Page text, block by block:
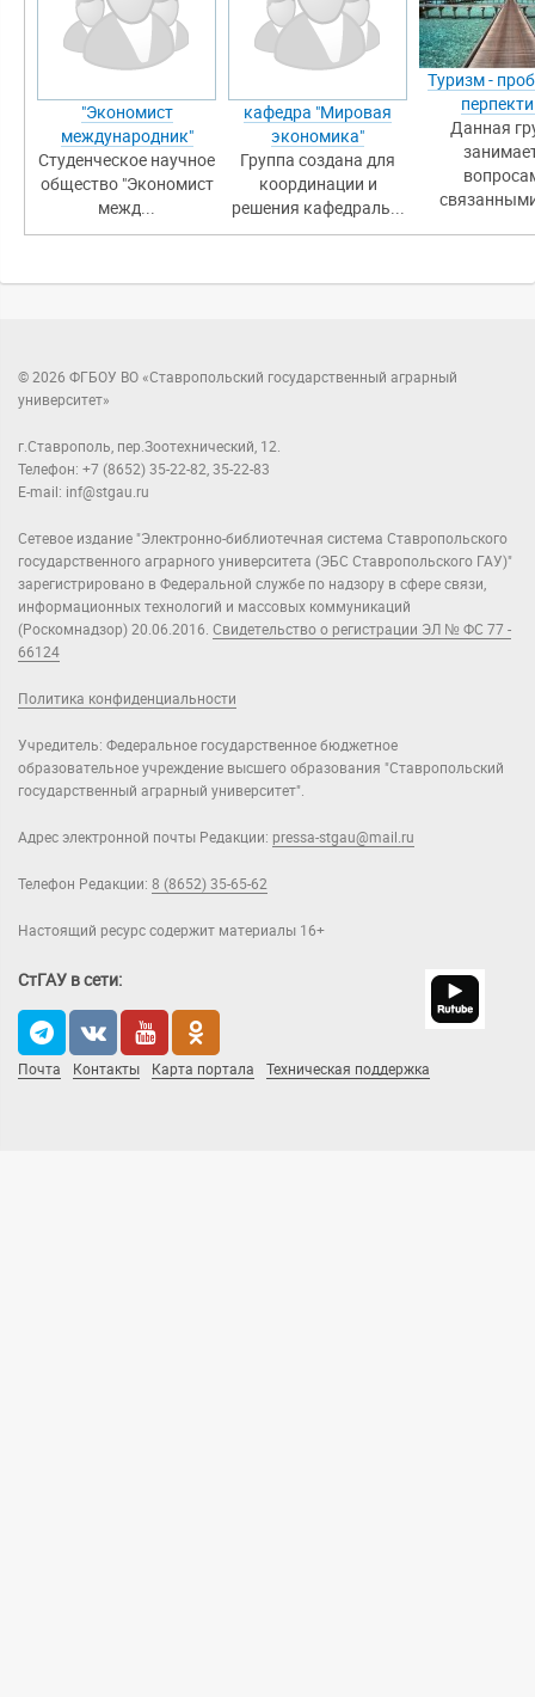
"Экономист
международник"
Студенческое научное
общество "Экономист
межд...
кафедра "Мировая
экономика"
Группа создана для
координации и
решения кафедраль...
Туризм -
Данная
© 2026 ФГБОУ ВО «Ставропольский государственный аграрный
университет»
г.Ставрополь, пер.Зоотехнический, 12.
Телефон: +7 (8652) 35-22-82, 35-22-83
E-mail: inf@stgau.ru
Сетевое издание "Электронно-библиотечная система Ставропольского
государственного аграрного университета (ЭБС Ставропольского ГАУ)"
зарегистрировано в Федеральной службе по надзору в сфере связи,
информационных технологий и массовых коммуникаций
(Роскомнадзор) 20.06.2016. Свидетельство о регистрации ЭЛ № ФС 77 -
66124
Политика конфиденциальности
Учредитель: Федеральное государственное бюджетное
образовательное учреждение высшего образования "Ставропольский
государственный аграрный университет".
Адрес электронной почты Редакции: pressa-stgau@mail.ru
Телефон Редакции: 8 (8652) 35-65-62
Настоящий ресурс содержит материалы 16+
СтГАУ в сети:
Почта Контакты Карта портала Техническая поддержка